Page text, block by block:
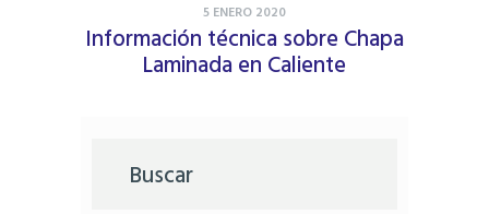
5 ENERO 2020
Información técnica sobre Chapa
Laminada en Caliente
Buscar